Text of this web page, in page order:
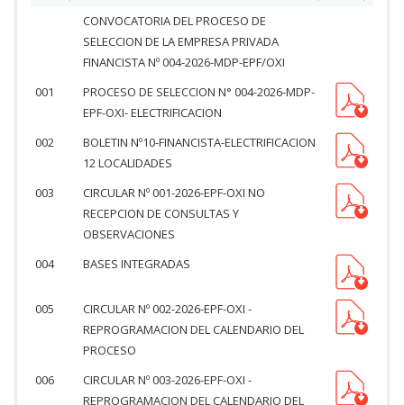
CONVOCATORIA DEL PROCESO DE
SELECCION DE LA EMPRESA PRIVADA
FINANCISTA Nº 004-2026-MDP-EPF/OXI
001
PROCESO DE SELECCION N° 004-2026-MDP-
EPF-OXI- ELECTRIFICACION
002
BOLETIN Nº10-FINANCISTA-ELECTRIFICACION
12 LOCALIDADES
003
CIRCULAR Nº 001-2026-EPF-OXI NO
RECEPCION DE CONSULTAS Y
OBSERVACIONES
004
BASES INTEGRADAS
005
CIRCULAR Nº 002-2026-EPF-OXI -
REPROGRAMACION DEL CALENDARIO DEL
PROCESO
006
CIRCULAR Nº 003-2026-EPF-OXI -
REPROGRAMACION DEL CALENDARIO DEL